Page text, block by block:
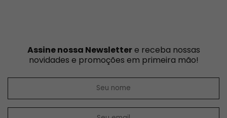
Assine nossa Newslettere receba nossas
novidades e promoções em primeira mão!